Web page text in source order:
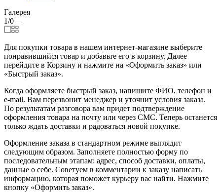
Галерея
1/0—
Для покупки товара в нашем интернет-магазине выберите
понравившийся товар и добавьте его в корзину. Далее
перейдите в Корзину и нажмите на «Оформить заказ» или
«Быстрый заказ».
Когда оформляете быстрый заказ, напишите ФИО, телефон и
e-mail. Вам перезвонит менеджер и уточнит условия заказа.
По результатам разговора вам придет подтверждение
оформления товара на почту или через СМС. Теперь останется
только ждать доставки и радоваться новой покупке.
Оформление заказа в стандартном режиме выглядит
следующим образом. Заполняете полностью форму по
последовательным этапам: адрес, способ доставки, оплаты,
данные о себе. Советуем в комментарии к заказу написать
информацию, которая поможет курьеру вас найти. Нажмите
кнопку «Оформить заказ».